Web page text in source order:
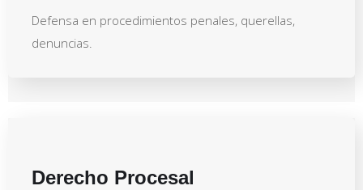
Defensa en procedimientos penales, querellas,
denuncias.
Derecho Procesal